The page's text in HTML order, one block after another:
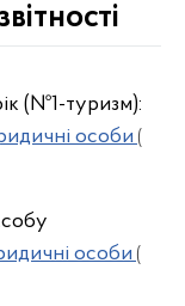
(№1-туризм):
особи (
особи (